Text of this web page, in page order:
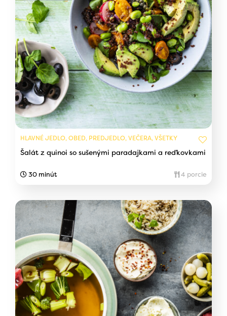
HLAVNÉ JEDLO, OBED, PREDJEDLO, VEČERA, VŠETKY
Šalát z quinoi so sušenými paradajkami a reďkovkami
30 minút 4 porcie